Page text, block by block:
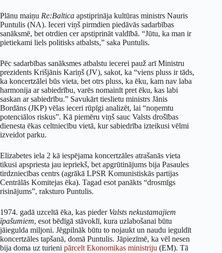
Plānu maiņu Re:Baltica apstiprināja kultūras ministrs Nauris
Puntulis (NA). Ieceri viņš pirmdien piedāvās sadarbības
sanāksmē, bet otrdien cer apstiprināt valdībā. “Jūtu, ka man ir
pietiekami liels politisks atbalsts,” saka Puntulis.
Pēc sadarbības sanāksmes atbalstu iecerei pauž arī Ministru
prezidents Krišjānis Kariņš (JV), sakot, ka “viens pluss ir tāds,
ka koncertzālei būs vieta, bet otrs pluss, ka ēku, kam nav laba
harmonija ar sabiedrību, varēs nomainīt pret ēku, kas labi
saskan ar sabiedrību.” Savukārt tieslietu ministrs Jānis
Bordāns (JKP) vēlas ieceri rūpīgi analizēt, lai “noņemtu
potenciālos riskus”. Kā piemēru viņš sauc Valsts drošības
dienesta ēkas celtniecību vietā, kur sabiedrība izteikusi vēlmi
izveidot parku.
Elizabetes iela 2 kā iespējama koncertzāles atrašanās vieta
tikusi apspriesta jau iepriekš, bet apgrūtinājums bija Pasaules
tirdzniecības centrs (agrākā LPSR Komunistiskās partijas
Centrālās Komitejas ēka). Tagad esot panākts “drosmīgs
risinājums”, raksturo Puntulis.
1974. gadā uzceltā ēka, kas pieder Valsts nekustamajiem
īpašumiem, esot bēdīgā stāvoklī, kura uzlabošanai būtu
jāiegulda miljoni. Jēgpilnāk būtu to nojaukt un naudu ieguldīt
koncertzāles tapšanā, domā Puntulis. Jāpiezīmē, ka vēl nesen
bija doma uz turieni pārcelt Ekonomikas ministriju (EM). Tā